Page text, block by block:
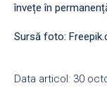
învețe în
Sursă foto:
Data articol: 30